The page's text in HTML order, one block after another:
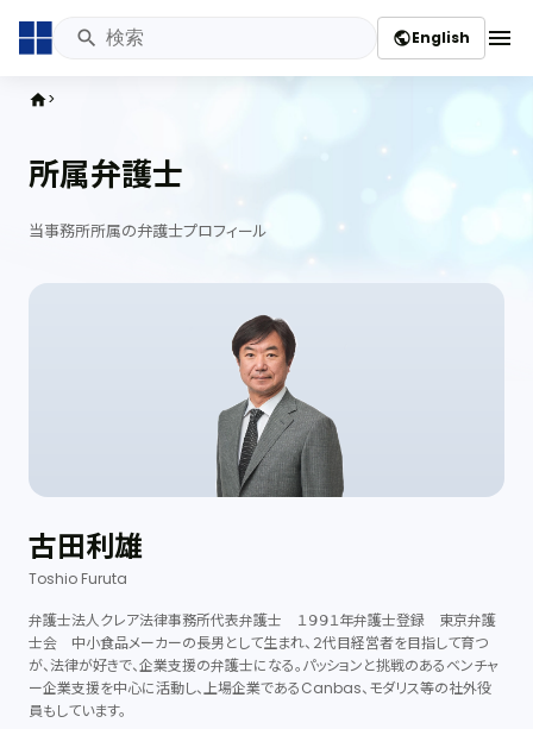
publicEnglish menu
home
所属弁護士
当事務所所属の弁護士プロフィール
古田利雄
Toshio Furuta
弁護士法人クレア法律事務所代表弁護士 １９９１年弁護士登録 東京弁護
士会 中小食品メーカーの長男として生まれ、２代目経営者を目指して育つ
が、法律が好きで、企業支援の弁護士になる。パッションと挑戦のあるベンチャ
ー企業支援を中心に活動し、上場企業であるCanbas、モダリス等の社外役
員もしています。